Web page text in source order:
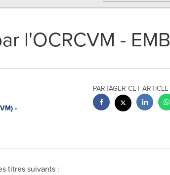
l'OCRCVM - EMB
-
PARTAGER CET ARTICLE
titres suivants :